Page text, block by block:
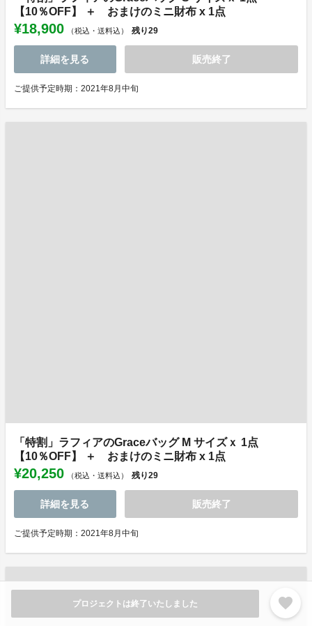
プロジェクトは終了いたしました favorite
【10％OFF】 ＋ おまけのミニ財布 x 1点
¥18,900 （税込・送料込） 残り29
詳細を見る 販売終了
ご提供予定時期：2021年8月中旬
「特割」ラフィアのGraceバッグ M サイズｘ 1点
【10％OFF】 ＋ おまけのミニ財布 x 1点
¥20,250 （税込・送料込） 残り29
詳細を見る 販売終了
ご提供予定時期：2021年8月中旬